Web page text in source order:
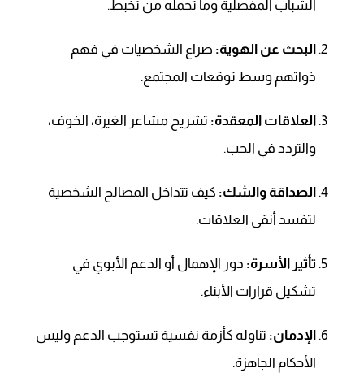
الشباب المفصلية وما تحمله من تخبط.
البحث عن الهوية: صراع الشخصيات في فهم
ذواتهم وسط توقعات المجتمع.
العلاقات المعقدة: تشريح مشاعر الغيرة، الخوف،
والتردد في الحب.
الصداقة والشك: كيف تتداخل المصالح الشخصية
لتفسد أنقى العلاقات.
تأثير الأسرة: دور الإهمال أو الدعم الأبوي في
تشكيل قرارات الأبناء.
الإدمان: تناوله كأزمة نفسية تستوجب الدعم وليس
الأحكام الجاهزة.